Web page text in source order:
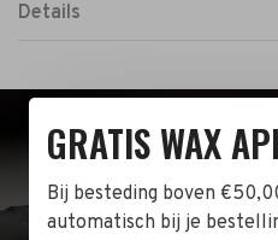
Details
BEZOEK
Naast de online shop
GRATIS WAX
Bij besteding boven
automatisch bij je